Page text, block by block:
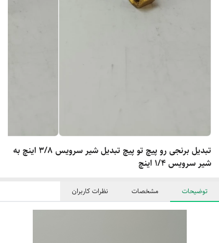
تبدیل برنجی رو پیچ تو پیچ تبدیل شیر سرویس 3/8 اینچ به
شیر سرویس 1/4 اینچ
توضیحات مشخصات نظرات کاربران